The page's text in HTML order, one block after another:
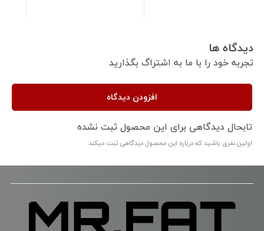
دیدگاه ها
تجربه خود را با ما به اشتراگ بگذارید
افزودن دیدگاه
تابحال دیدگاهی برای این محصول ثبت نشده
اولین نفری باشید که درباره این محصول دیدگاهی ثبت میکند